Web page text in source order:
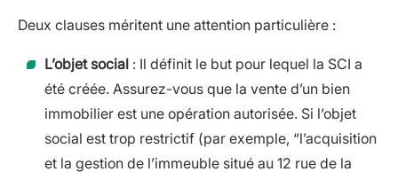
Deux clauses méritent une attention particulière :
L’objet social : Il définit le but pour lequel la SCI a
été créée. Assurez-vous que la vente d’un bien
immobilier est une opération autorisée. Si l’objet
social est trop restrictif (par exemple, “l’acquisition
et la gestion de l’immeuble situé au 12 rue de la